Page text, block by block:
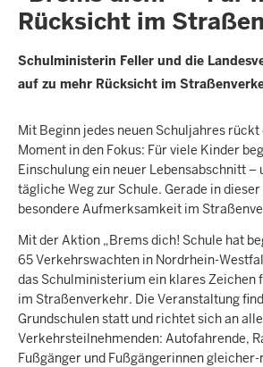
Rücksicht im
Schulministerin Feller und die
auf zu mehr Rücksicht im
Mit Beginn jedes neuen Schuljahres
Moment in den Fokus: Für viele Kinder
Einschulung ein neuer Lebensabschnitt –
tägliche Weg zur Schule. Gerade in
besondere Aufmerksamkeit im
Mit der Aktion „Brems dich! Schule hat
65 Verkehrswachten in Nordrhein-
das Schulministerium ein klares Zeichen
im Straßenverkehr. Die Veranstaltung
Grundschulen statt und richtet sich an alle
Verkehrsteilnehmenden: Autofahrende,
Fußgänger und Fußgängerinnen